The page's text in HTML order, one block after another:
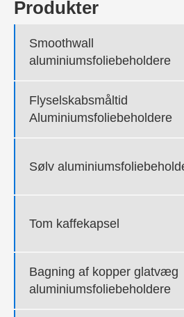
Produkter
Smoothwall
aluminiumsfoliebeholdere
Flyselskabsmåltid
Aluminiumsfoliebeholdere
Sølv
Tom kaffekapsel
Bagning af kopper glatvæg
aluminiumsfoliebeholdere